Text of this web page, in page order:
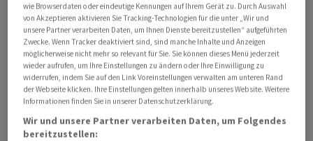
Erste Laboruntersuchungen hätten eine sehr hohe
Qualität des Erdöls gezeigt: "Es ist leicht, schwefelarm
und reich an wertvollen Inhaltsstoffen", teilte die in
Heidelberg ansässige Firma mit. Das Öl eigne sich
demnach besonders für die industrielle
Weiterverarbeitung und die Herstellung von Produkten
wie Arzneimitteln oder hochwertigen Kunststoffen.
wie Browserdaten oder eindeutige Kennungen auf Ihrem Gerät zu. Durch Auswahl
von Akzeptieren aktivieren Sie Tracking-Technologien für die unter „Wir und
unsere Partner verarbeiten Daten, um Ihnen Dienste bereitzustellen“ aufgeführten
Zwecke. Wenn Tracker deaktiviert sind, sind manche Inhalte und Anzeigen
möglicherweise nicht mehr so relevant für Sie. Sie können dieses Menü jederzeit
wieder aufrufen, um Ihre Einstellungen zu ändern oder Ihre Einwilligung zu
widerrufen, indem Sie auf den Link Voreinstellungen verwalten am unteren Rand
der Webseite klicken. Ihre Einstellungen gelten innerhalb unseres Website. Weitere
Informationen finden Sie in unserer Datenschutzerklärung.
Wir und unsere Partner verarbeiten Daten, um Folgendes
bereitzustellen: